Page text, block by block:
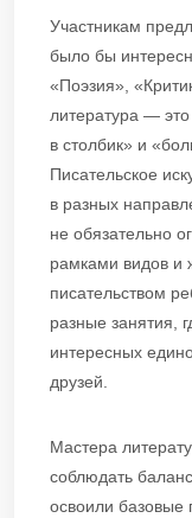
Участникам
было бы
«Поэзия»,
литература — это
в столбик» и
Писательское
в разных
не обязательно
рамками видов и
писательством
разные занятия,
интересных
друзей.
Мастера
соблюдать
освоили базовые